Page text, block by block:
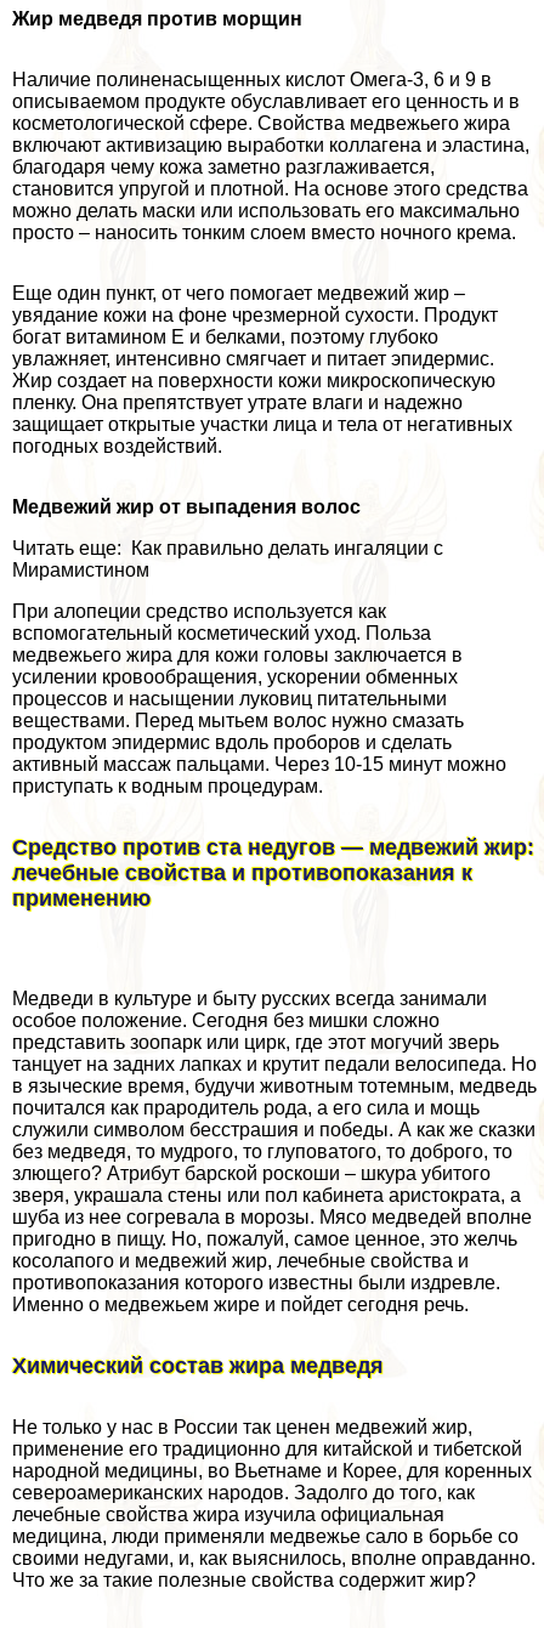
Жир медведя против морщин
Наличие полиненасыщенных кислот Омега-3, 6 и 9 в
описываемом продукте обуславливает его ценность и в
косметологической сфере. Свойства медвежьего жира
включают активизацию выработки коллагена и эластина,
благодаря чему кожа заметно разглаживается,
становится упругой и плотной. На основе этого средства
можно делать маски или использовать его максимально
просто – наносить тонким слоем вместо ночного крема.
Еще один пункт, от чего помогает медвежий жир –
увядание кожи на фоне чрезмерной сухости. Продукт
богат витамином Е и белками, поэтому глубоко
увлажняет, интенсивно смягчает и питает эпидермис.
Жир создает на поверхности кожи микроскопическую
пленку. Она препятствует утрате влаги и надежно
защищает открытые участки лица и тела от негативных
погодных воздействий.
Медвежий жир от выпадения волос
Читать еще: Как правильно делать ингаляции с
Мирамистином
При алопеции средство используется как
вспомогательный косметический уход. Польза
медвежьего жира для кожи головы заключается в
усилении кровообращения, ускорении обменных
процессов и насыщении луковиц питательными
веществами. Перед мытьем волос нужно смазать
продуктом эпидермис вдоль проборов и сделать
активный массаж пальцами. Через 10-15 минут можно
приступать к водным процедypaм.
Средство против ста недугов — медвежий жир:
лечебные свойства и противопоказания к
применению
Медведи в культуре и быту русских всегда занимали
особое положение. Сегодня без мишки сложно
представить зоопарк или цирк, где этот могучий зверь
танцует на задних лапках и крутит педали велосипеда. Но
в языческие время, будучи животным тотемным, медведь
почитался как прародитель рода, а его сила и мощь
служили символом бесстрашия и победы. А как же сказки
без медведя, то мудрого, то глуповатого, то доброго, то
злющего? Атрибут барской роскоши – шкура убитого
зверя, украшала стены или пол кабинета аристократа, а
шуба из нее согревала в морозы. Мясо медведей вполне
пригодно в пищу. Но, пожалуй, самое ценное, это желчь
косолапого и медвежий жир, лечебные свойства и
противопоказания которого известны были издревле.
Именно о медвежьем жире и пойдет сегодня речь.
Химический состав жира медведя
Не только у нас в России так ценен медвежий жир,
применение его традиционно для китайской и тибетской
народной медицины, во Вьетнаме и Корее, для коренных
североамериканских народов. Задолго до того, как
лечебные свойства жира изучила официальная
медицина, люди применяли медвежье сало в борьбе со
своими недугами, и, как выяснилось, вполне оправданно.
Что же за такие полезные свойства содержит жир?